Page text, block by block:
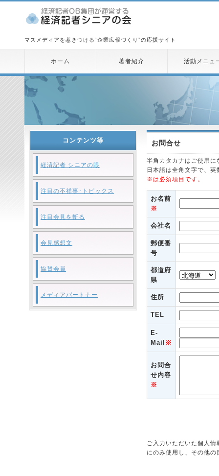
マスメディアを惹きつける“企業広報づくり”の応援サイト
ホーム 著者紹介 活動メニュ
お問合せ
半角カタカナはご使用
日本語は全角文字で、
※は必須項目です。
お名前
※
会社名
郵便番
号
都道府
県
住所
TEL
E-
Mail ※
お問合
せ内容
※
ご入力いただいた個人
にのみ使用し、その他
コンテンツ等
経済記者 シニアの眼
注目の不祥事･トピックス
注目会見を斬る
会見感想文
協賛会員
メディアパートナー